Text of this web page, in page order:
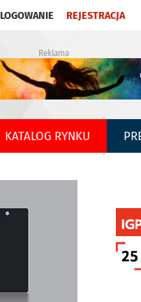
LOGOWANIE REJESTRACJA
Reklama
KATALOG RYNKU